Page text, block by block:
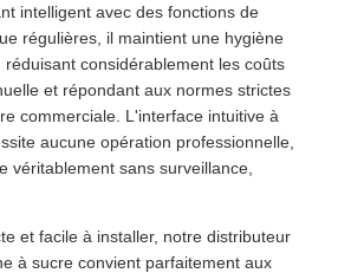
intelligent avec des fonctions de
régulières, il maintient une hygiène
considérablement les coûts
et répondant aux normes strictes
commerciale. L'interface intuitive à
aucune opération professionnelle,
véritablement sans surveillance,
et facile à installer, notre distributeur
à sucre convient parfaitement aux